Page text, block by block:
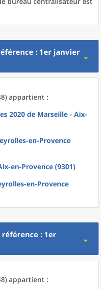
: 1er janvier
appartient :
2020 de Marseille - Aix-
en-Provence
en-Provence (9301)
en-Provence
: 1er
appartient :